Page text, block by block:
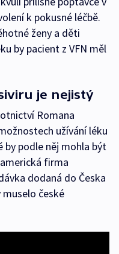
k pokusné léčbě.
ženy a děti
by pacient z VFN měl
je nejistý
Romana
užívání léku
by podle něj mohla být
firma
dodaná do Česka
muselo české